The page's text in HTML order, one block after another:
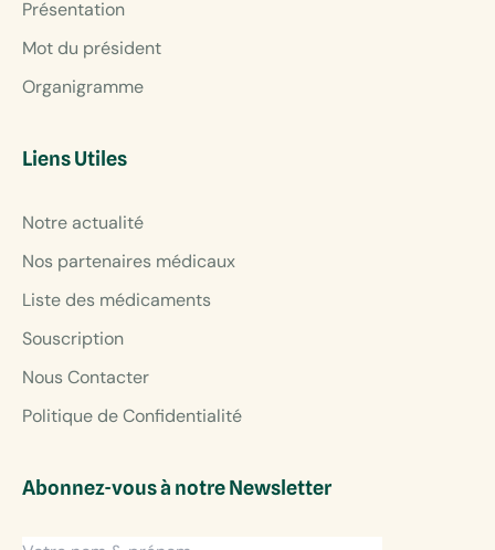
Présentation
Mot du président
Organigramme
Liens Utiles
Notre actualité
Nos partenaires médicaux
Liste des médicaments
Souscription
Nous Contacter
Politique de Confidentialité
Abonnez-vous à notre Newsletter